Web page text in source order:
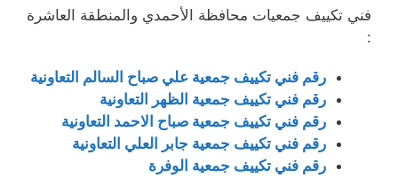
فني تكييف جمعيات محافظة الأحمدي والمنطقة العاشرة
:
رقم فني تكييف جمعية علي صباح السالم التعاونية
رقم فني تكييف جمعية الظهر التعاونية
رقم فني تكييف جمعية صباح الاحمد التعاونية
رقم فني تكييف جمعية جابر العلي التعاونية
رقم فني تكييف جمعية الوفرة